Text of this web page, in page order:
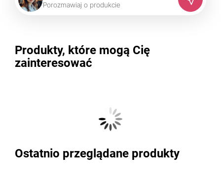
Porozmawiaj o produkcie
Produkty, które mogą Cię
zainteresować
Ostatnio przeglądane produkty